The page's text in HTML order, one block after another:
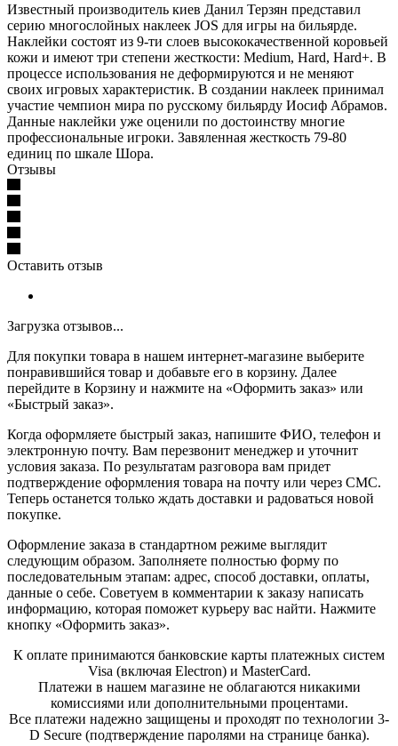
Известный производитель киев Данил Терзян представил
серию многослойных наклеек JOS для игры на бильярде.
Наклейки состоят из 9-ти слоев высококачественной коровьей
кожи и имеют три степени жесткости: Medium, Hard, Hard+. В
процессе использования не деформируются и не меняют
своих игровых характеристик. В создании наклеек принимал
участие чемпион мира по русскому бильярду Иосиф Абрамов.
Данные наклейки уже оценили по достоинству многие
профессиональные игроки. Завяленная жесткость 79-80
единиц по шкале Шора.
Отзывы
Оставить отзыв
Загрузка отзывов...
Для покупки товара в нашем интернет-магазине выберите
понравившийся товар и добавьте его в корзину. Далее
перейдите в Корзину и нажмите на «Оформить заказ» или
«Быстрый заказ».
Когда оформляете быстрый заказ, напишите ФИО, телефон и
электронную почту. Вам перезвонит менеджер и уточнит
условия заказа. По результатам разговора вам придет
подтверждение оформления товара на почту или через СМС.
Теперь останется только ждать доставки и радоваться новой
покупке.
Оформление заказа в стандартном режиме выглядит
следующим образом. Заполняете полностью форму по
последовательным этапам: адрес, способ доставки, оплаты,
данные о себе. Советуем в комментарии к заказу написать
информацию, которая поможет курьеру вас найти. Нажмите
кнопку «Оформить заказ».
К оплате принимаются банковские карты платежных систем
Visa (включая Electron) и MasterCard.
Платежи в нашем магазине не облагаются никакими
комиссиями или дополнительными процентами.
Все платежи надежно защищены и проходят по технологии 3-
D Secure (подтверждение паролями на странице банка).